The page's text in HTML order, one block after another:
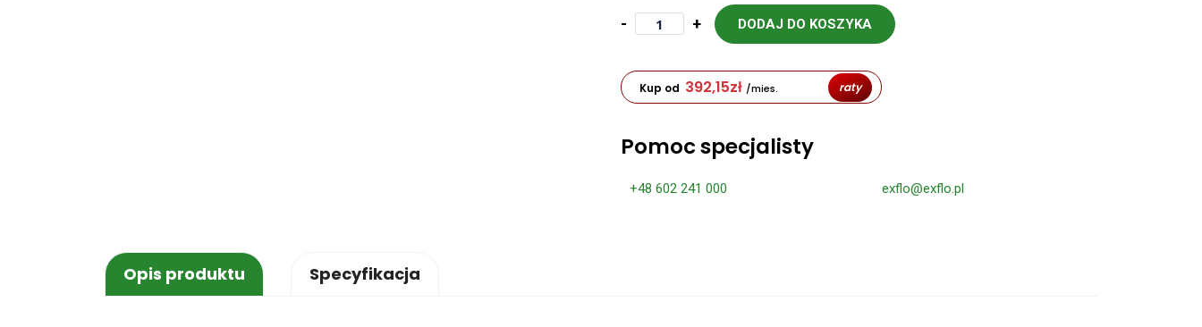
- + DODAJ DO KOSZYKA
Kup od 392,15zł /mies. raty
Pomoc specjalisty
+48 602 241 000 exflo@exflo.pl
Opis produktu Specyfikacja